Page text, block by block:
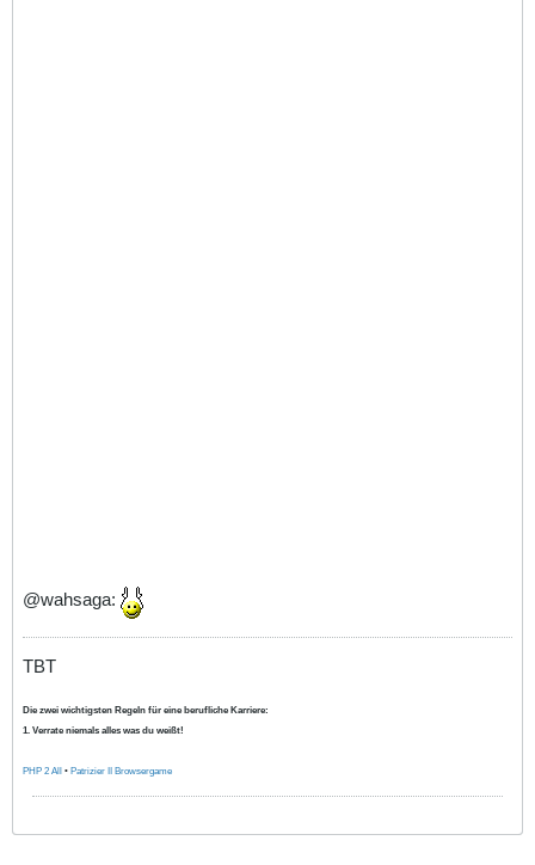
@wahsaga:
TBT
Die zwei wichtigsten Regeln für eine berufliche Karriere:
1. Verrate niemals alles was du weißt!
PHP 2 All • Patrizier II Browsergame